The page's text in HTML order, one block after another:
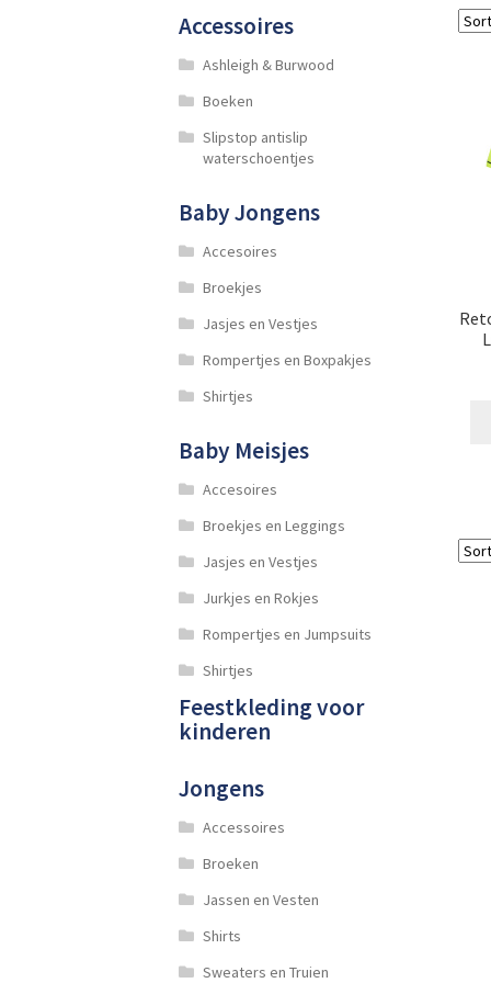
Accessoires
Ashleigh & Burwood
Boeken
Slipstop antislip
waterschoentjes
Baby Jongens
Accesoires
Broekjes
Jasjes en Vestjes
Rompertjes en Boxpakjes
Shirtjes
Baby Meisjes
Accesoires
Broekjes en Leggings
Jasjes en Vestjes
Jurkjes en Rokjes
Rompertjes en Jumpsuits
Shirtjes
Feestkleding voor
kinderen
Jongens
Accessoires
Broeken
Jassen en Vesten
Shirts
Sweaters en Truien